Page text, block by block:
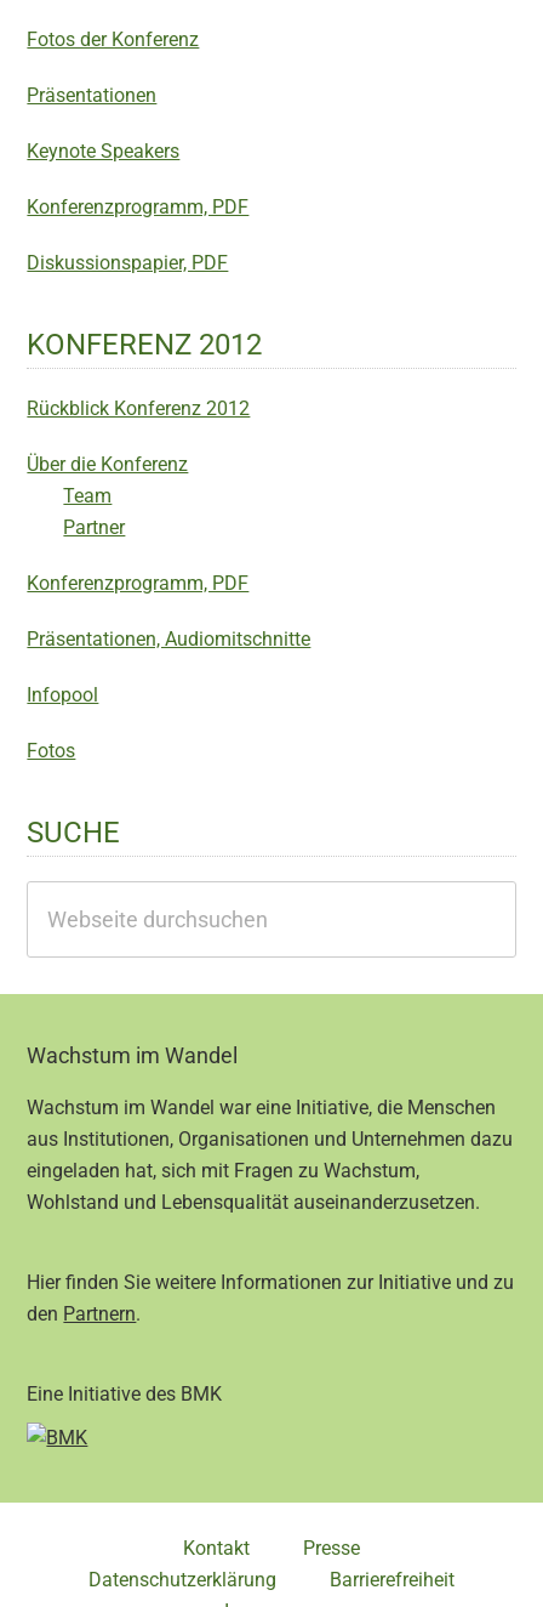
Fotos der Konferenz
Präsentationen
Keynote Speakers
Konferenzprogramm, PDF
Diskussionspapier, PDF
KONFERENZ 2012
Rückblick Konferenz 2012
Über die Konferenz
Team
Partner
Konferenzprogramm, PDF
Präsentationen, Audiomitschnitte
Infopool
Fotos
SUCHE
durchsuchen
Footer
Wachstum im Wandel
Wachstum im Wandel war eine Initiative, die Menschen
aus Institutionen, Organisationen und Unternehmen dazu
eingeladen hat, sich mit Fragen zu Wachstum,
Wohlstand und Lebensqualität auseinanderzusetzen.
Hier finden Sie weitere Informationen zur Initiative und zu
den Partnern.
Eine Initiative des BMK
Kontakt
Presse
Datenschutzerklärung
Barrierefreiheit